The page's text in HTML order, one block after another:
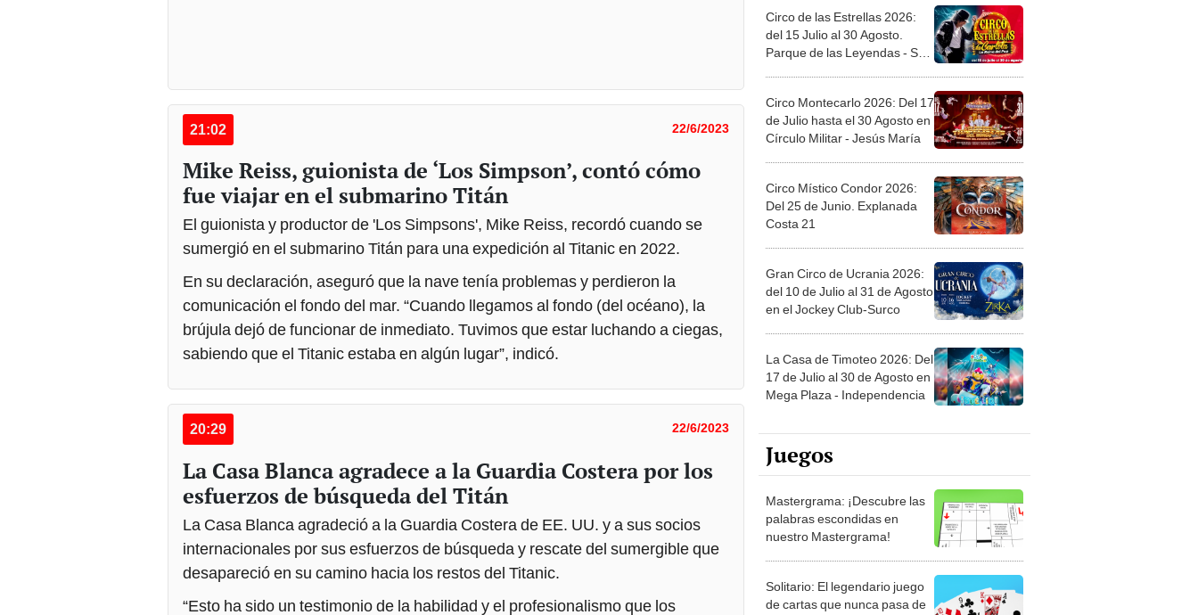
21:02 22/6/2023
Mike Reiss, guionista de ‘Los Simpson’, contó cómo
fue viajar en el submarino Titán
El guionista y productor de 'Los Simpsons', Mike Reiss, recordó cuando se
sumergió en el submarino Titán para una expedición al Titanic en 2022.
En su declaración, aseguró que la nave tenía problemas y perdieron la
comunicación el fondo del mar. “Cuando llegamos al fondo (del océano), la
brújula dejó de funcionar de inmediato. Tuvimos que estar luchando a ciegas,
sabiendo que el Titanic estaba en algún lugar”, indicó.
20:29 22/6/2023
La Casa Blanca agradece a la Guardia Costera por los
esfuerzos de búsqueda del Titán
La Casa Blanca agradeció a la Guardia Costera de EE. UU. y a sus socios
internacionales por sus esfuerzos de búsqueda y rescate del sumergible que
desapareció en su camino hacia los restos del Titanic.
“Esto ha sido un testimonio de la habilidad y el profesionalismo que los
Circo de las Estrellas 2026:
del 15 Julio al 30 Agosto.
Parque de las Leyendas - San
Circo Montecarlo 2026: Del 17
de Julio hasta el 30 Agosto en
Círculo Militar - Jesús María
Circo Místico Condor 2026:
Del 25 de Junio. Explanada
Costa 21
Gran Circo de Ucrania 2026:
del 10 de Julio al 31 de Agosto
en el Jockey Club-Surco
La Casa de Timoteo 2026: Del
17 de Julio al 30 de Agosto en
Mega Plaza - Independencia
Juegos
Mastergrama: ¡Descubre las
palabras escondidas en
nuestro Mastergrama!
Solitario: El legendario juego
de cartas que nunca pasa de